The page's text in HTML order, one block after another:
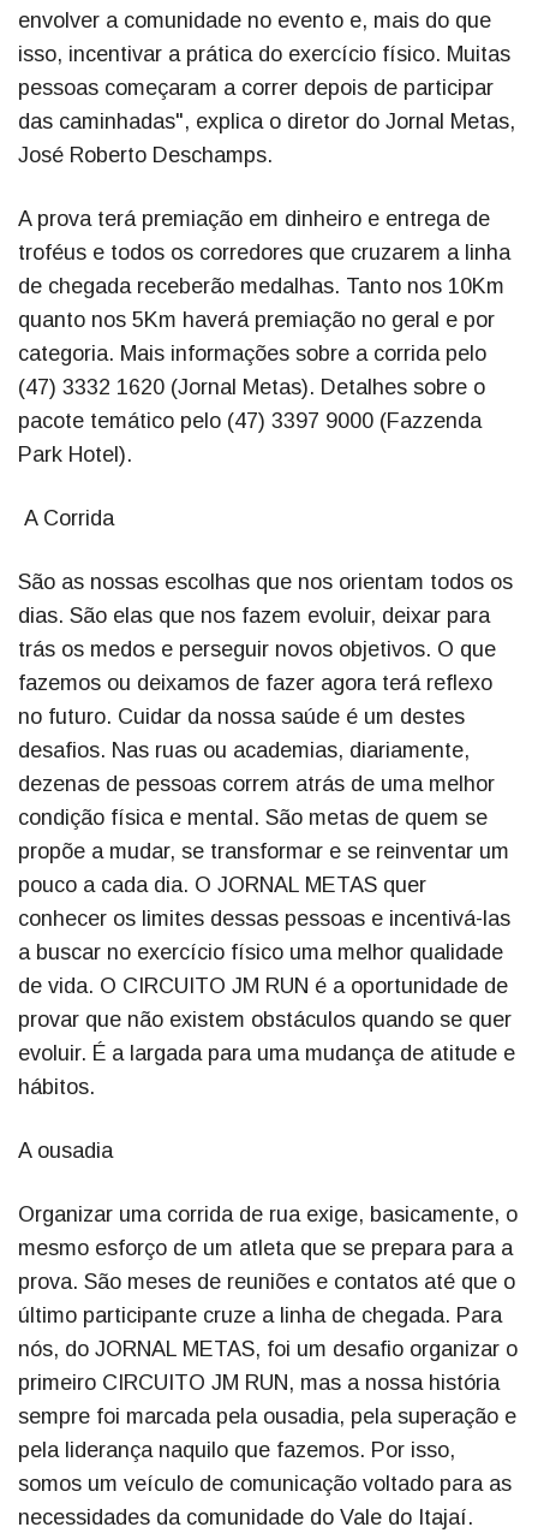
envolver a comunidade no evento e, mais do que
isso, incentivar a prática do exercício físico. Muitas
pessoas começaram a correr depois de participar
das caminhadas", explica o diretor do Jornal Metas,
José Roberto Deschamps.
A prova terá premiação em dinheiro e entrega de
troféus e todos os corredores que cruzarem a linha
de chegada receberão medalhas. Tanto nos 10Km
quanto nos 5Km haverá premiação no geral e por
categoria. Mais informações sobre a corrida pelo
(47) 3332 1620 (Jornal Metas). Detalhes sobre o
pacote temático pelo (47) 3397 9000 (Fazzenda
Park Hotel).
A Corrida
São as nossas escolhas que nos orientam todos os
dias. São elas que nos fazem evoluir, deixar para
trás os medos e perseguir novos objetivos. O que
fazemos ou deixamos de fazer agora terá reflexo
no futuro. Cuidar da nossa saúde é um destes
desafios. Nas ruas ou academias, diariamente,
dezenas de pessoas correm atrás de uma melhor
condição física e mental. São metas de quem se
propõe a mudar, se transformar e se reinventar um
pouco a cada dia. O JORNAL METAS quer
conhecer os limites dessas pessoas e incentivá-las
a buscar no exercício físico uma melhor qualidade
de vida. O CIRCUITO JM RUN é a oportunidade de
provar que não existem obstáculos quando se quer
evoluir. É a largada para uma mudança de atitude e
hábitos.
A ousadia
Organizar uma corrida de rua exige, basicamente, o
mesmo esforço de um atleta que se prepara para a
prova. São meses de reuniões e contatos até que o
último participante cruze a linha de chegada. Para
nós, do JORNAL METAS, foi um desafio organizar o
primeiro CIRCUITO JM RUN, mas a nossa história
sempre foi marcada pela ousadia, pela superação e
pela liderança naquilo que fazemos. Por isso,
somos um veículo de comunicação voltado para as
necessidades da comunidade do Vale do Itajaí.